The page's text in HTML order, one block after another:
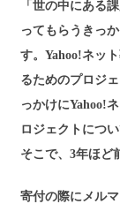
「世の中にある
ってもらうきっ
す。Yahoo!ネッ
るためのプロジ
っかけにYahoo!
ロジェクトにつ
そこで、3年ほど
寄付の際にメル